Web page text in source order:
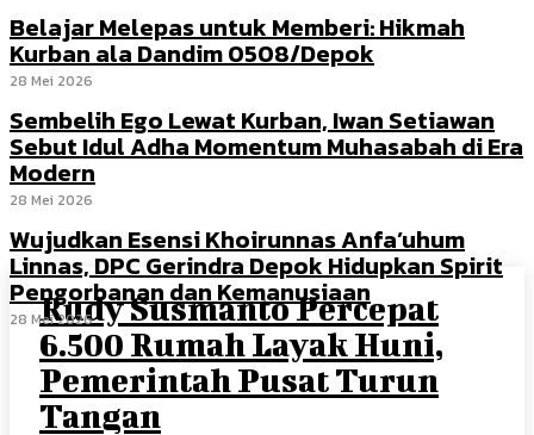
Belajar Melepas untuk Memberi: Hikmah
Kurban ala Dandim 0508/Depok
28 Mei 2026
Sembelih Ego Lewat Kurban, Iwan Setiawan
Sebut Idul Adha Momentum Muhasabah di Era
Modern
28 Mei 2026
Wujudkan Esensi Khoirunnas Anfa’uhum
Linnas, DPC Gerindra Depok Hidupkan Spirit
Pengorbanan dan Kemanusiaan
28 Mei 2026
Rudy Susmanto Percepat
6.500 Rumah Layak Huni,
Pemerintah Pusat Turun
Tangan